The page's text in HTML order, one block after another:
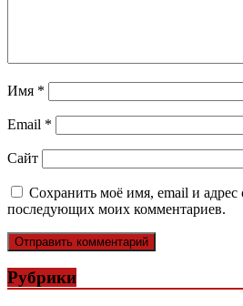
Имя *
Email *
Сайт
Сохранить моё имя, email и адрес
последующих моих комментариев.
Рубрики